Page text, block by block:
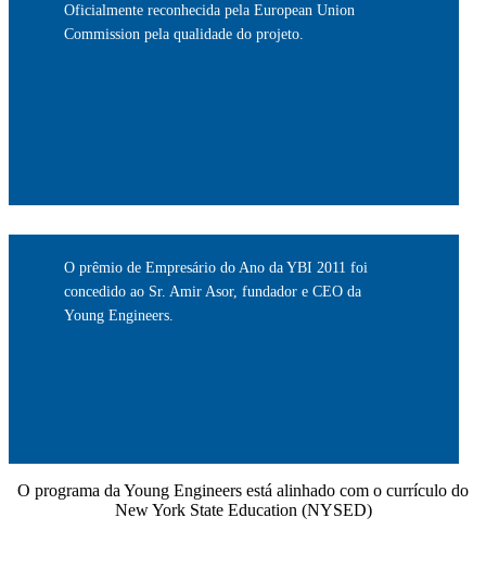
Oficialmente reconhecida pela European Union
Commission pela qualidade do projeto.
O prêmio de Empresário do Ano da YBI 2011 foi
concedido ao Sr. Amir Asor, fundador e CEO da
Young Engineers.
O programa da Young Engineers está alinhado com o currículo do
New York State Education (NYSED)